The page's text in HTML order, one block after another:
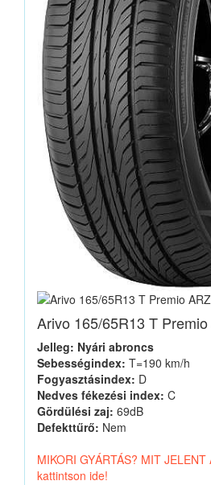
Arivo 165/65R13 T
Jelleg: Nyári abroncs
Sebességindex: T=190 km/h
Fogyasztásindex: D
Nedves fékezési index: C
Gördülési zaj: 69dB
Defekttűrő: Nem
MIKORI GYÁRTÁS? MIT JELENT
kattintson ide!